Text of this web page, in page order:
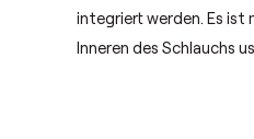
integriert werden. Es ist
Inneren des Schlauchs